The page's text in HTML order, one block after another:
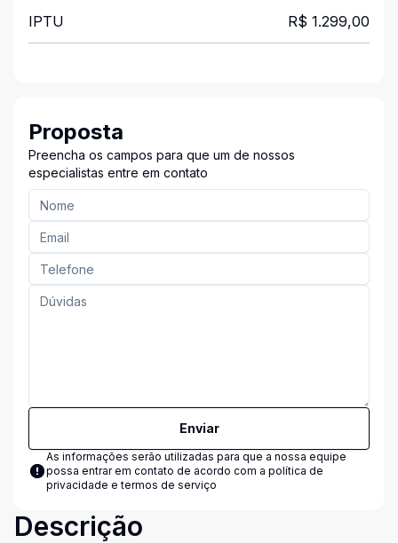
IPTU R$ 1.299,00
Proposta
Preencha os campos para que um de nossos
especialistas entre em contato
Enviar
As informações serão utilizadas para que a nossa equipe
possa entrar em contato de acordo com a política de
privacidade e termos de serviço
Descrição